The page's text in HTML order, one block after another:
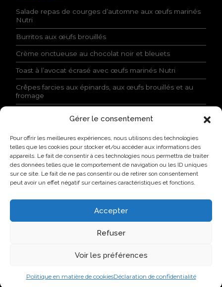
Gérer le consentement
Pour offrir les meilleures expériences, nous utilisons des technologies
telles que les cookies pour stocker et/ou accéder aux informations des
appareils. Le fait de consentir à ces technologies nous permettra de traiter
des données telles que le comportement de navigation ou les ID uniques
sur ce site. Le fait de ne pas consentir ou de retirer son consentement
peut avoir un effet négatif sur certaines caractéristiques et fonctions.
Accepter
Refuser
Voir les préférences
Politique en matière de cookiesDéclaration de confidentialité
n
f
i
d
e
n
t
i
a
l
i
t
j
’
a
c
e
Salade repas de courges d’automne aux œufs marinés
Nutri
Burritos aux œufs brouillés
Crème onctueuse au chocolat noir et bleuets
Toast à l’avocat écrasé avec œufs marinés Nutri
Crêpes farcies aux épinards, aux œufs brouillés et au
fromage
Lovo donne le coup d’envoi à son Campus industriel de
l’oeuf à Saint-Hyacinthe
Lovo primée par l’AQINAC pour son initiative
responsable Protéines collectives
Nouvelle identité, nouvelle façon de faire : Groupe Nutri
Lovo annonce l’agrandissement de son usine de
classification de Saint-Lambert-de-Lauzon